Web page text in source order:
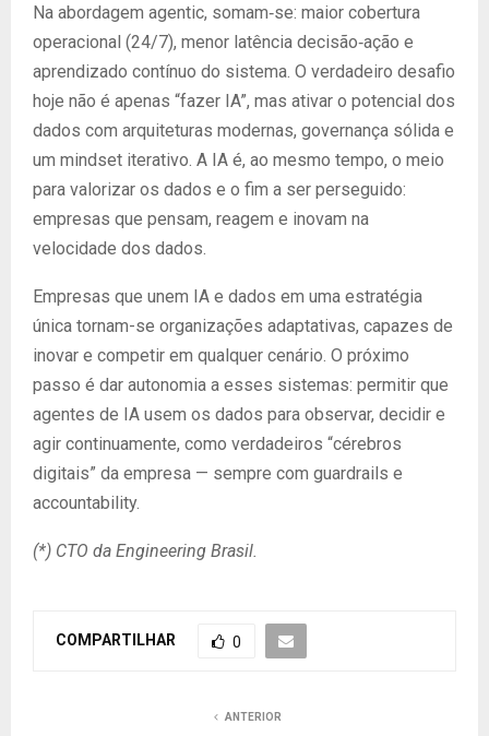
Na abordagem agentic, somam‑se: maior cobertura
operacional (24/7), menor latência decisão‑ação e
aprendizado contínuo do sistema. O verdadeiro desafio
hoje não é apenas “fazer IA”, mas ativar o potencial dos
dados com arquiteturas modernas, governança sólida e
um mindset iterativo. A IA é, ao mesmo tempo, o meio
para valorizar os dados e o fim a ser perseguido:
empresas que pensam, reagem e inovam na
velocidade dos dados.
Empresas que unem IA e dados em uma estratégia
única tornam-se organizações adaptativas, capazes de
inovar e competir em qualquer cenário. O próximo
passo é dar autonomia a esses sistemas: permitir que
agentes de IA usem os dados para observar, decidir e
agir continuamente, como verdadeiros “cérebros
digitais” da empresa — sempre com guardrails e
accountability.
(*) CTO da Engineering Brasil.
COMPARTILHAR 0
ANTERIOR